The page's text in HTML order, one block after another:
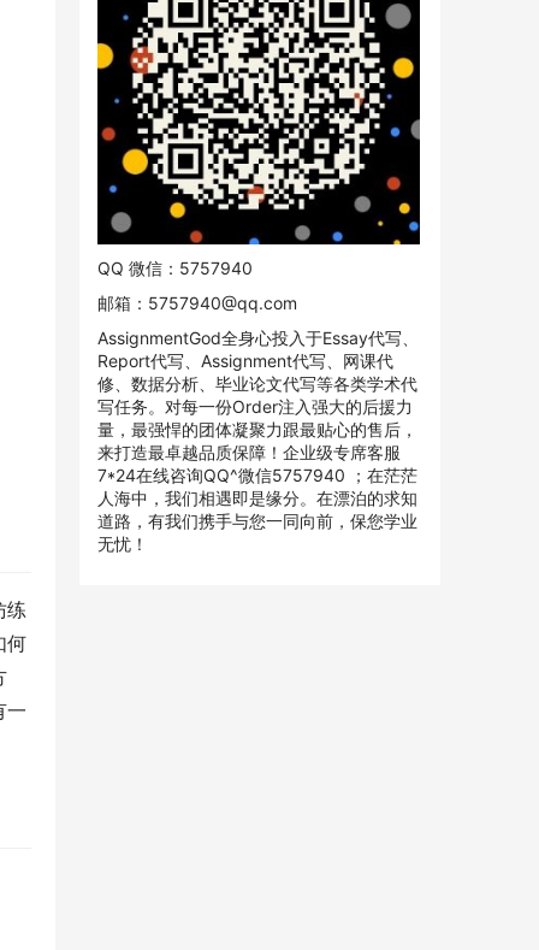
练
何
一
QQ 微信：5757940
邮箱： 5757940@qq.com
AssignmentGod全身心投入于Essay代写、
Report代写、Assignment代写、网课代
修、数据分析、毕业论文代写等各类学术代
写任务。对每一份Order注入强大的后援力
量，最强悍的团体凝聚力跟最贴心的售后，
来打造最卓越品质保障！企业级专席客服
7*24在线咨询QQ^微信5757940 ；在茫茫
人海中，我们相遇即是缘分。在漂泊的求知
道路，有我们携手与您一同向前，保您学业
无忧！